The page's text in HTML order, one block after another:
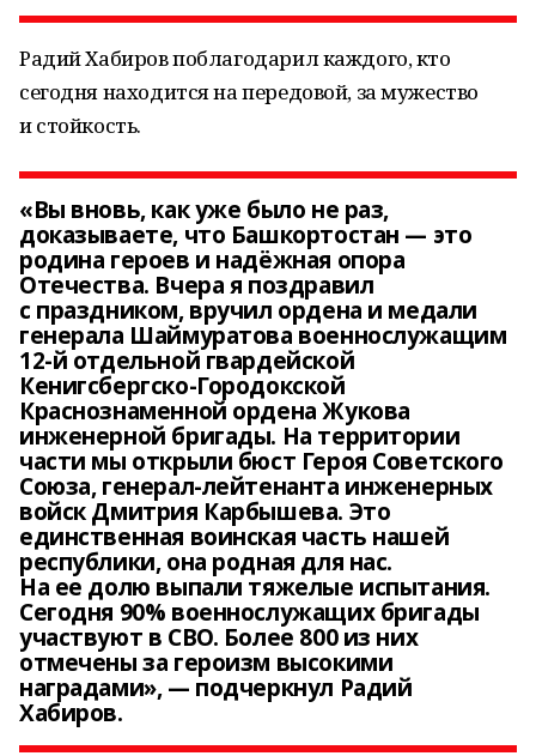
Радий Хабиров поблагодарил каждого, кто
сегодня находится на передовой, за мужество
и стойкость.
«Вы вновь, как уже было не раз,
доказываете, что Башкортостан — это
родина героев и надёжная опора
Отечества. Вчера я поздравил
с праздником, вручил ордена и медали
генерала Шаймуратова военнослужащим
12-й отдельной гвардейской
Кенигсбергско-Городокской
Краснознаменной ордена Жукова
инженерной бригады. На территории
части мы открыли бюст Героя Советского
Союза, генерал-лейтенанта инженерных
войск Дмитрия Карбышева. Это
единственная воинская часть нашей
республики, она родная для нас.
На ее долю выпали тяжелые испытания.
Сегодня 90% военнослужащих бригады
участвуют в СВО. Более 800 из них
отмечены за героизм высокими
наградами», — подчеркнул Радий
Хабиров.